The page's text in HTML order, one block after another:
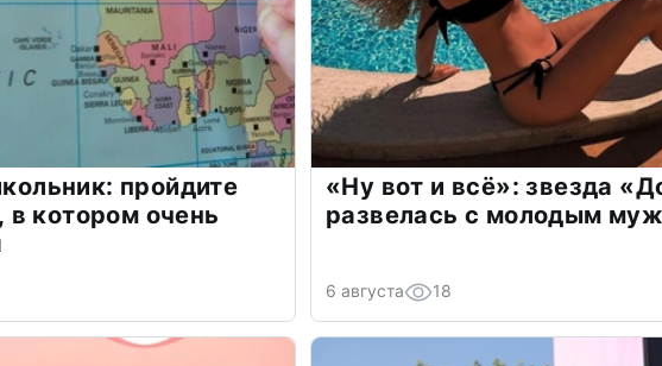
пройдите
в котором очень
«Ну вот и всё»: звезда
развелась с молодым
6 августа 18